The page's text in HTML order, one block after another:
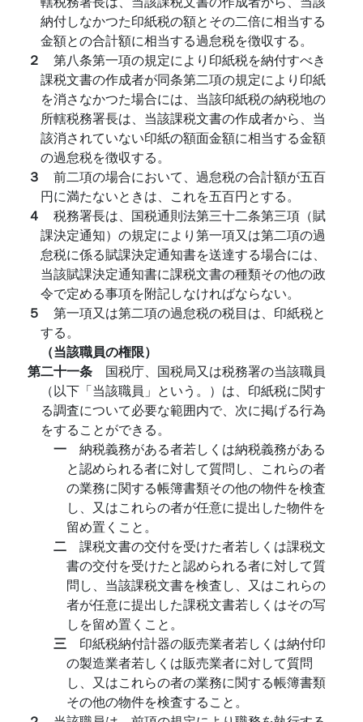
納付しなかつた印紙税の額とその二倍に相当する
金額との合計額に相当する過怠税を徴収する。
２ 第八条第一項の規定により印紙税を納付すべき
課税文書の作成者が同条第二項の規定により印紙
を消さなかつた場合には、当該印紙税の納税地の
所轄税務署長は、当該課税文書の作成者から、当
該消されていない印紙の額面金額に相当する金額
の過怠税を徴収する。
３ 前二項の場合において、過怠税の合計額が五百
円に満たないときは、これを五百円とする。
４ 税務署長は、国税通則法第三十二条第三項（賦
課決定通知）の規定により第一項又は第二項の過
怠税に係る賦課決定通知書を送達する場合には、
当該賦課決定通知書に課税文書の種類その他の政
令で定める事項を附記しなければならない。
５ 第一項又は第二項の過怠税の税目は、印紙税と
する。
（当該職員の権限）
第二十一条 国税庁、国税局又は税務署の当該職員
（以下「当該職員」という。）は、印紙税に関す
る調査について必要な範囲内で、次に掲げる行為
をすることができる。
一 納税義務がある者若しくは納税義務がある
と認められる者に対して質問し、これらの者
の業務に関する帳簿書類その他の物件を検査
し、又はこれらの者が任意に提出した物件を
留め置くこと。
二 課税文書の交付を受けた者若しくは課税文
書の交付を受けたと認められる者に対して質
問し、当該課税文書を検査し、又はこれらの
者が任意に提出した課税文書若しくはその写
しを留め置くこと。
三 印紙税納付計器の販売業者若しくは納付印
の製造業者若しくは販売業者に対して質問
し、又はこれらの者の業務に関する帳簿書類
その他の物件を検査すること。